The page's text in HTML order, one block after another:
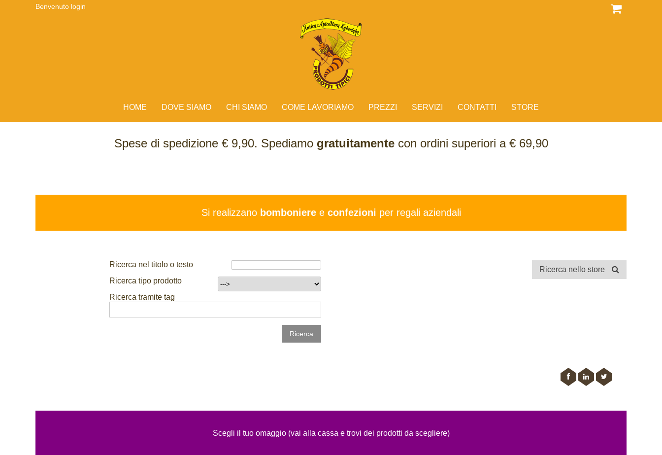
Benvenuto login
HOME DOVE SIAMO CHI SIAMO COME LAVORIAMO PREZZI SERVIZI CONTATTI STORE
Spese di spedizione € 9,90. Spediamo gratuitamentecon ordini superiori a € 69,90
Si realizzano bombonieree confezioni per regali aziendali
Ricerca nello store
Ricerca nel titolo o testo
Ricerca tipo prodotto
Ricerca tramite tag
Scegli il tuo omaggio (vai alla cassa e trovi dei prodotti da scegliere)